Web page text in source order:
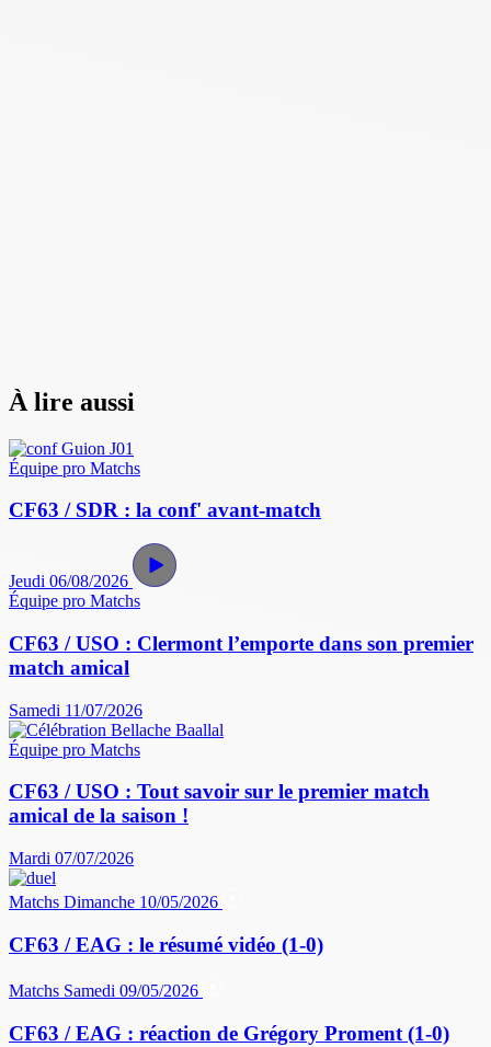
À lire aussi
Équipe pro Matchs
CF63 / SDR : la conf' avant-match
Jeudi 06/08/2026
Équipe pro Matchs
CF63 / USO : Clermont l’emporte dans son premier
match amical
Samedi 11/07/2026
Équipe pro Matchs
CF63 / USO : Tout savoir sur le premier match
amical de la saison !
Mardi 07/07/2026
Matchs Dimanche 10/05/2026
CF63 / EAG : le résumé vidéo (1-0)
Matchs Samedi 09/05/2026
CF63 / EAG : réaction de Grégory Proment (1-0)